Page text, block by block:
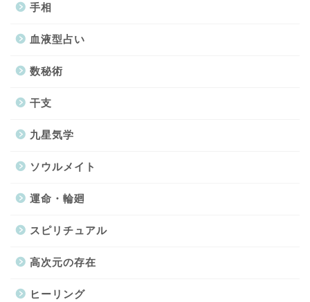
手相
血液型占い
数秘術
干支
九星気学
ソウルメイト
運命・輪廻
スピリチュアル
高次元の存在
ヒーリング